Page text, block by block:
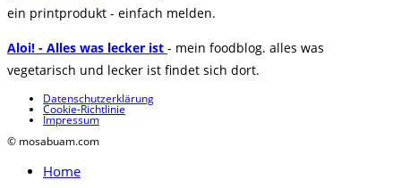
ein printprodukt - einfach melden.
Aloi! - Alles was lecker ist - mein foodblog. alles was
vegetarisch und lecker ist findet sich dort.
Datenschutzerklärung
Cookie-Richtlinie
Impressum
© mosabuam.com
Home